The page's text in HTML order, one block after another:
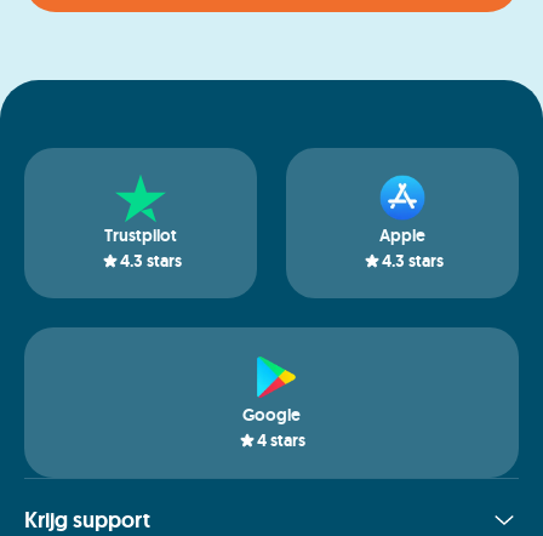
Trustpilot
4.3 stars
Apple
4.3 stars
Google
4stars
Krijg support